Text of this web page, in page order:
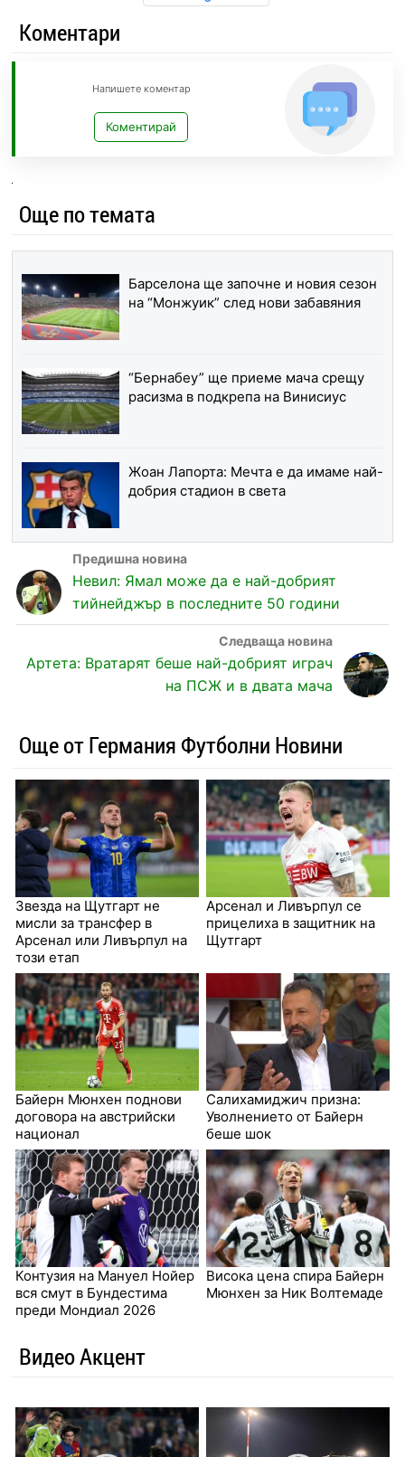
Коментари
Напишете коментар
Коментирай
Още по темата
Барселона ще започне и новия сезон
на “Монжуик” след нови забавяния
“Бернабеу” ще приеме мача срещу
расизма в подкрепа на Винисиус
Жоан Лапорта: Мечта е да имаме най-
добрия стадион в света
Невил: Ямал може да е най-добрият
тийнейджър в последните 50 години
Артета: Вратарят беше най-добрият играч
на ПСЖ и в двата мача
Още от Германия Футболни Новини
Звезда на Щутгарт не
мисли за трансфер в
Арсенал или Ливърпул на
този етап
Арсенал и Ливърпул се
прицелиха в защитник на
Щутгарт
Байерн Мюнхен поднови
договора на австрийски
национал
Салихамиджич призна:
Уволнението от Байерн
беше шок
Контузия на Мануел Нойер
вся смут в Бундестима
преди Мондиал 2026
Висока цена спира Байерн
Мюнхен за Ник Волтемаде
Видео Акцент